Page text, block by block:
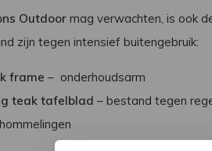
Outdoormag verwachten, is ook
zijn tegen intensief buitengebruik:
frame – onderhoudsarm
teak tafelblad – bestand tegen